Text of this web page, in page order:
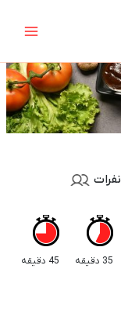
Menu
35 دقیقه 45 دقیقه
نفرات